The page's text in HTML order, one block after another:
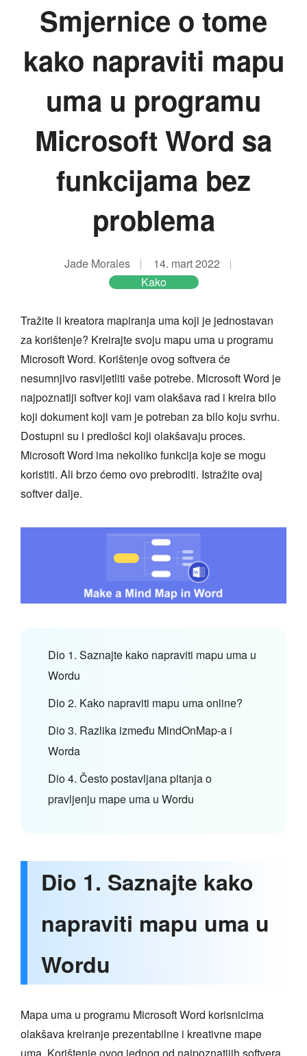
Smjernice o tome
kako napraviti mapu
uma u programu
Microsoft Word sa
funkcijama bez
problema
Jade Morales
14. mart 2022
Kako
Tražite li kreatora mapiranja uma koji je jednostavan
za korištenje? Kreirajte svoju mapu uma u programu
Microsoft Word. Korištenje ovog softvera će
nesumnjivo rasvijetliti vaše potrebe. Microsoft Word je
najpoznatiji softver koji vam olakšava rad i kreira bilo
koji dokument koji vam je potreban za bilo koju svrhu.
Dostupni su i predlošci koji olakšavaju proces.
Microsoft Word ima nekoliko funkcija koje se mogu
koristiti. Ali brzo ćemo ovo prebroditi. Istražite ovaj
softver dalje.
Dio 1. Saznajte kako napraviti mapu uma u
Wordu
Dio 2. Kako napraviti mapu uma online?
Dio 3. Razlika između MindOnMap-a i
Worda
Dio 4. Često postavljana pitanja o
pravljenju mape uma u Wordu
Dio 1. Saznajte kako
napraviti mapu uma u
Wordu
Mapa uma u programu Microsoft Word korisnicima
olakšava kreiranje prezentabilne i kreativne mape